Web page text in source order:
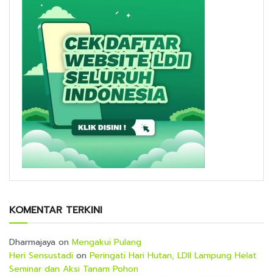
KOMENTAR TERKINI
Dharmajaya on Mengakui Pulang
Heri Sensustadi on Peringati Hari Hutan, LDII Lampung Helat
Seminar dan Aksi Tanam Pohon